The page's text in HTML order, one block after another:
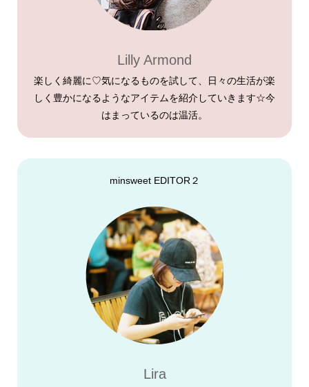
Lilly Armond
楽しく綺麗に♡気になるものを試して、日々の生活が楽
しく豊かになるようなアイテムを紹介していきます☆今
はまっているのは温活。
minsweet EDITOR２
Lira